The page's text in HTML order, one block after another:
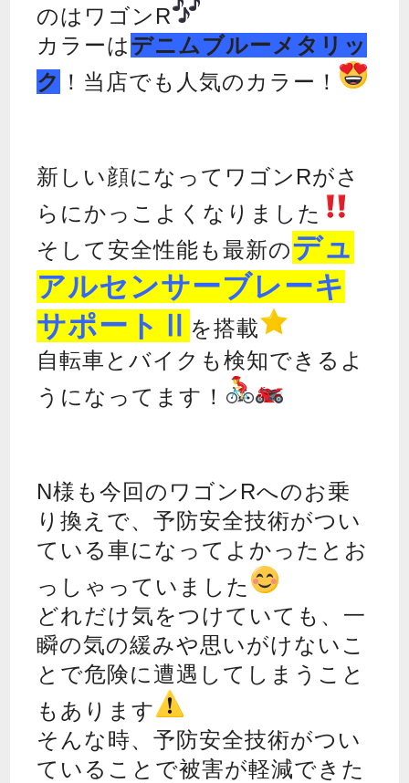
のはワゴンR
カラーはデニムブルーメタリッ
ク ！当店でも人気のカラー！
新しい顔になってワゴンRがさ
らにかっこよくなりました
そして安全性能も最新のデュ
アルセンサーブレーキ
サポートⅡ
を搭載
自転車とバイクも検知できるよ
うになってます！
N様も今回のワゴンRへのお乗
り換えで、予防安全技術がつい
ている車になってよかったとお
っしゃっていました
どれだけ気をつけていても、一
瞬の気の緩みや思いがけないこ
とで危険に遭遇してしまうこと
もあります
そんな時、予防安全技術がつい
ていることで被害が軽減できた